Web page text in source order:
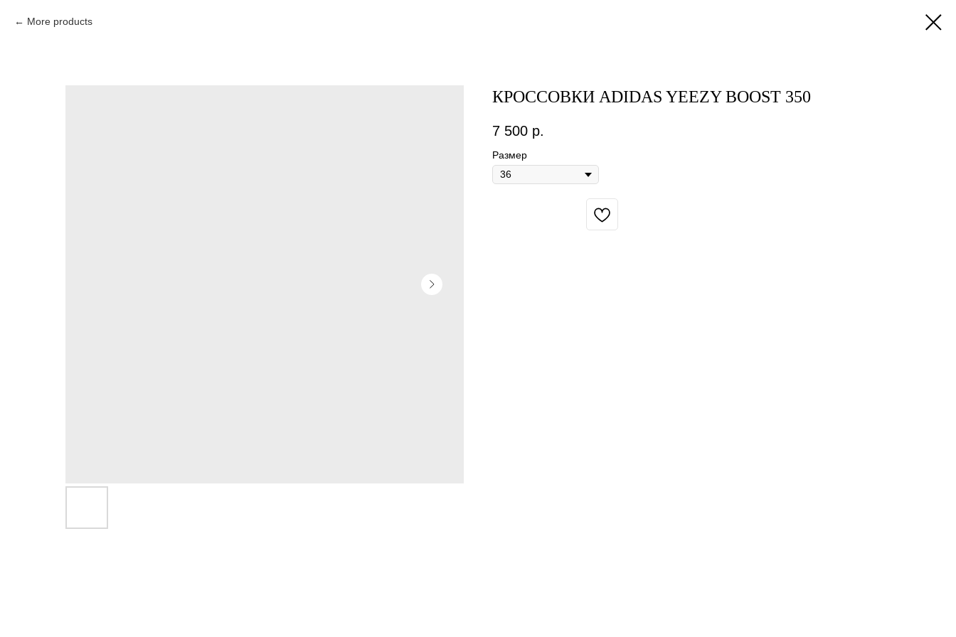
More products
КРОССОВКИ ADIDAS YEEZY BOOST 350
7 500 р.
Размер